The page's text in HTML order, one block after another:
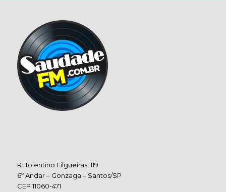
R. Tolentino Filgueiras, 119
6º Andar – Gonzaga – Santos/SP
CEP 11060-471